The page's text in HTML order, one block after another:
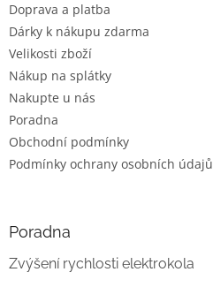
Doprava a platba
Dárky k nákupu zdarma
Velikosti zboží
Nákup na splátky
Nakupte u nás
Poradna
Obchodní podmínky
Podmínky ochrany osobních údajů
Poradna
Zvýšení rychlosti elektrokola